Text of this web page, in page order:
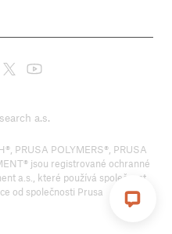
a.s.
PRUSA POLYMERS®, PRUSA
jsou registrované ochranné
a.s., které používá společnost
od společnosti Prusa